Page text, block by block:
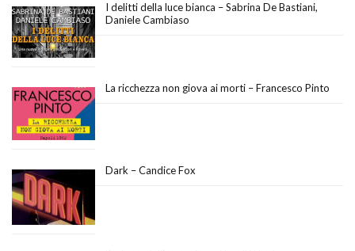
I delitti della luce bianca – Sabrina De Bastiani,
Daniele Cambiaso
La ricchezza non giova ai morti – Francesco Pinto
Dark – Candice Fox